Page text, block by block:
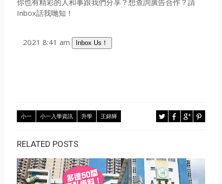
你也有精彩的人和事跟我們分享？想查詢廣告合作？請
Inbox話我哋知！
2021 8:41 am Inbox Us！
小一 小一入學資訊 升學 王錦輝
RELATED POSTS